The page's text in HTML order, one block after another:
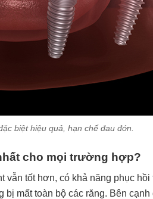
biệt hiệu quả, hạn chế đau đớn.
cho mọi trường hợp?
tốt hơn, có khả năng phục
mất toàn bộ các răng. Bên